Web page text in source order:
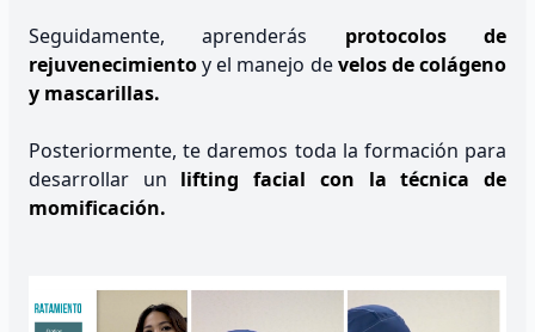
Seguidamente, aprenderás protocolos de
rejuvenecimientoy el manejo develos de colágeno
y mascarillas.
Posteriormente, te daremos toda la formación para
desarrollar un lifting facial con la técnica de
momificación.